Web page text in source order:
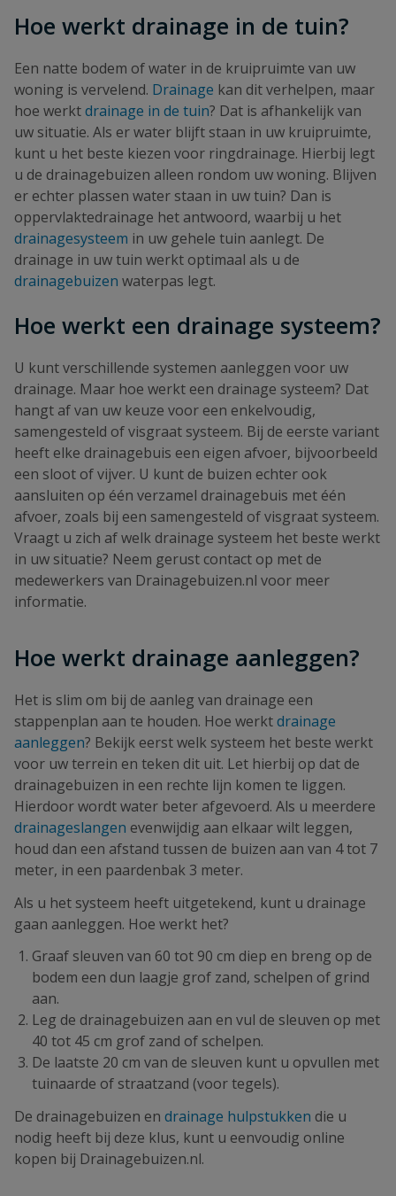
Hoe werkt drainage in de tuin?
Een natte bodem of water in de kruipruimte van uw
woning is vervelend. Drainage kan dit verhelpen, maar
hoe werktdrainage in de tuin? Dat is afhankelijk van
uw situatie. Als er water blijft staan in uw kruipruimte,
kunt u het beste kiezen voor ringdrainage. Hierbij legt
u de drainagebuizen alleen rondom uw woning. Blijven
er echter plassen water staan in uw tuin? Dan is
oppervlaktedrainage het antwoord, waarbij u het
drainagesysteem in uw gehele tuin aanlegt. De
drainage in uw tuin werkt optimaal als u de
drainagebuizen waterpas legt.
Hoe werkt een drainage systeem?
U kunt verschillende systemen aanleggen voor uw
drainage. Maar hoe werkt een drainage systeem? Dat
hangt af van uw keuze voor een enkelvoudig,
samengesteld of visgraat systeem. Bij de eerste variant
heeft elke drainagebuis een eigen afvoer, bijvoorbeeld
een sloot of vijver. U kunt de buizen echter ook
aansluiten op één verzamel drainagebuis met één
afvoer, zoals bij een samengesteld of visgraat systeem.
Vraagt u zich af welk drainage systeem het beste werkt
in uw situatie? Neem gerust contact op met de
medewerkers van Drainagebuizen.nl voor meer
informatie.
Hoe werkt drainage aanleggen?
Het is slim om bij de aanleg van drainage een
stappenplan aan te houden. Hoe werktdrainage
aanleggen? Bekijk eerst welk systeem het beste werkt
voor uw terrein en teken dit uit. Let hierbij op dat de
drainagebuizen in een rechte lijn komen te liggen.
Hierdoor wordt water beter afgevoerd. Als u meerdere
drainageslangen evenwijdig aan elkaar wilt leggen,
houd dan een afstand tussen de buizen aan van 4 tot 7
meter, in een paardenbak 3 meter.
Als u het systeem heeft uitgetekend, kunt u drainage
gaan aanleggen. Hoe werkt het?
Graaf sleuven van 60 tot 90 cm diep en breng op de
bodem een dun laagje grof zand, schelpen of grind
aan.
Leg de drainagebuizen aan en vul de sleuven op met
40 tot 45 cm grof zand of schelpen.
De laatste 20 cm van de sleuven kunt u opvullen met
tuinaarde of straatzand (voor tegels).
De drainagebuizen en drainage hulpstukken die u
nodig heeft bij deze klus, kunt u eenvoudig online
kopen bij Drainagebuizen.nl.